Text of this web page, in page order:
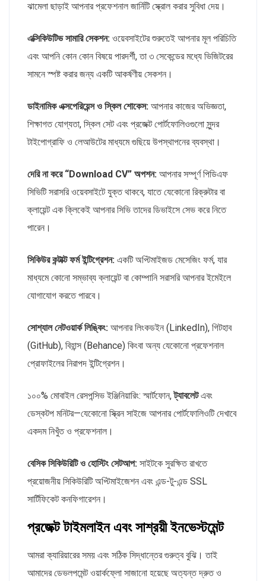
ঝামেলা ছাড়াই আপনার প্রফেশনাল জার্নিটি স্ক্রোল করার সুবিধা দেয়।
এক্সিকিউটিভ সামারি সেকশন: ওয়েবসাইটের শুরুতেই আপনার মূল পরিচিতি
এবং আপনি কোন কোন বিষয়ে পারদর্শী, তা ৩ সেকেন্ডের মধ্যে ভিজিটরের
সামনে স্পষ্ট করার জন্য একটি আকর্ষণীয় সেকশন।
ডাইনামিক এক্সপেরিয়েন্স ও স্কিল শোকেস: আপনার কাজের অভিজ্ঞতা,
শিক্ষাগত যোগ্যতা, স্কিল সেট এবং প্রজেক্ট পোর্টফোলিওগুলো সুন্দর
টাইপোগ্রাফি ও লেআউটের মাধ্যমে গুছিয়ে উপস্থাপনের ব্যবস্থা।
দেরি না করে “Download CV” অপশন: আপনার সম্পূর্ণ পিডিএফ
সিভিটি সরাসরি ওয়েবসাইটে যুক্ত থাকবে, যাতে যেকোনো রিক্রুটার বা
ক্লায়েন্ট এক ক্লিকেই আপনার সিভি তাদের ডিভাইসে সেভ করে নিতে
পারেন।
সিকিউর কন্টাক্ট ফর্ম ইন্টিগ্রেশন: একটি অপ্টিমাইজড মেসেজিং ফর্ম, যার
মাধ্যমে কোনো সম্ভাব্য ক্লায়েন্ট বা কোম্পানি সরাসরি আপনার ইমেইলে
যোগাযোগ করতে পারবে।
সোশ্যাল নেটওয়ার্ক লিঙ্কিং: আপনার লিংকডইন (LinkedIn), গিটহাব
(GitHub), বিহান্স (Behance) কিংবা অন্য যেকোনো প্রফেশনাল
প্রোফাইলের নিরাপদ ইন্টিগ্রেশন।
১০০% মোবাইল রেসপন্সিভ ইঞ্জিনিয়ারিং: স্মার্টফোন,ট্যাবলেটএবং
ডেস্কটপ মনিটর—যেকোনো স্ক্রিন সাইজে আপনার পোর্টফোলিওটি দেখাবে
একদম নিখুঁত ও প্রফেশনাল।
বেসিক সিকিউরিটি ও হোস্টিং সেটআপ: সাইটকে সুরক্ষিত রাখতে
প্রয়োজনীয় সিকিউরিটি অপ্টিমাইজেশন এবং এন্ড-টু-এন্ড SSL
সার্টিফিকেট কনফিগারেশন।
প্রজেক্ট টাইমলাইন এবং সাশ্রয়ী ইনভেস্টমেন্ট
আমরা ক্যারিয়ারের সময় এবং সঠিক সিদ্ধান্তের গুরুত্ব বুঝি। তাই
আমাদের ডেভলপমেন্ট ওয়ার্কফ্লো সাজানো হয়েছে অত্যন্ত দ্রুত ও